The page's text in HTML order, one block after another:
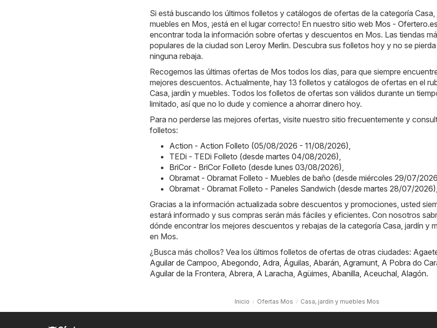
Si está buscando los últimos folletos y catálogos de ofertas de la categoría Casa,
muebles en Mos, ¡está en el lugar correcto! En nuestro sitio web Mos - Ofertero.es
encontrar toda la información sobre ofertas y descuentos en Mos. Las tiendas
populares de la ciudad son Leroy Merlin. Descubra sus folletos hoy y no se pierda
ninguna rebaja.
Recogemos las últimas ofertas de Mos todos los días, para que siempre
mejores descuentos. Actualmente, hay 13 folletos y catálogos de ofertas en el
Casa, jardín y muebles. Todos los folletos de ofertas son válidos durante un
limitado, así que no lo dude y comience a ahorrar dinero hoy.
Para no perderse las mejores ofertas, visite nuestro sitio frecuentemente y
folletos:
Action - Action Folleto (05/08/2026 - 11/08/2026)
TEDi - TEDi Folleto (desde martes 04/08/2026)
BriCor - BriCor Folleto (desde lunes 03/08/2026)
Obramat - Obramat Folleto - Muebles de baño (desde miércoles 29/07/
Obramat - Obramat Folleto - Paneles Sandwich (desde martes 28/07/2026)
Gracias a la información actualizada sobre descuentos y promociones, usted
estará informado y sus compras serán más fáciles y eficientes. Con nosotros
dónde encontrar los mejores descuentos y rebajas de la categoría Casa, jardín y
en Mos.
¿Busca más chollos? Vea los últimos folletos de ofertas de otras ciudades:
Aguilar de Campoo Abegondo Adra Águilas Abarán Agramunt A Pobra do
Aguilar de la Frontera Abrera A Laracha Agüimes Abanilla Aceuchal Alagón.
Inicio Ofertas Mos Casa, jardín y muebles Mos